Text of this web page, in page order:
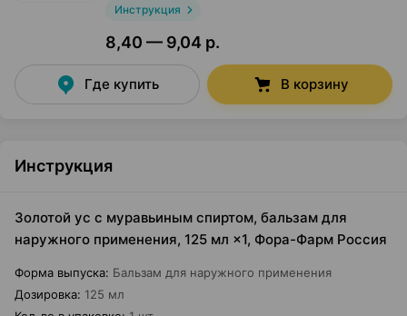
Инструкция
8,40 — 9,04 р.
Где купить В корзину
Инструкция
Золотой ус с муравьиным спиртом, бальзам для
наружного применения, 125 мл ×1, Фора-Фарм Россия
Форма выпуска: Бальзам для наружного применения
Дозировка: 125 мл